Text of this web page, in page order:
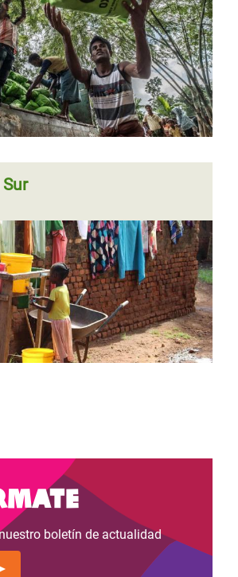
boletín de actualidad